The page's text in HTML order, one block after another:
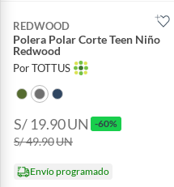
REDWOOD
Polera Polar Corte Teen Niño
Redwood
Por TOTTUS
S/ 19.90UN -60%
S/ 49.90UN
Envío programado